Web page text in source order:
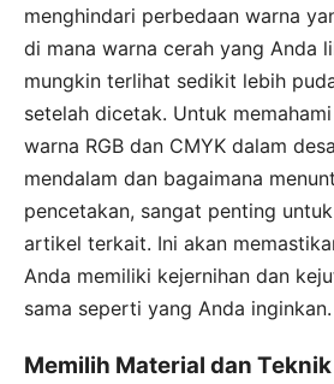
menghindari perbedaan warna
di mana warna cerah yang Anda
mungkin terlihat sedikit lebih
setelah dicetak. Untuk
warna RGB dan CMYK dalam
mendalam dan bagaimana
pencetakan, sangat penting
artikel terkait. Ini akan
Anda memiliki kejernihan dan
sama seperti yang Anda inginkan.
Memilih Material dan